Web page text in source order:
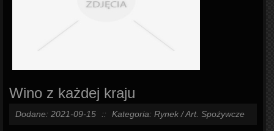
Wino z każdej kraju
Dodane: 2021-09-15 :: Kategoria: Rynek / Art. Spożywcze